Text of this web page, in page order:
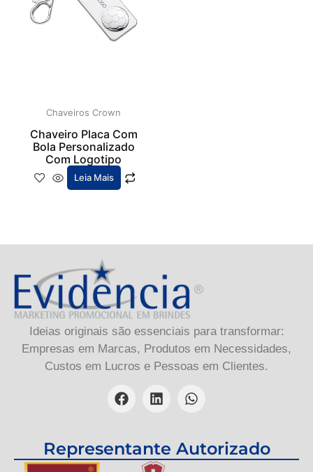
Chaveiros Crown
Chaveiro Placa Com
Bola Personalizado
Com Logotipo
Leia Mais
Ideias originais são essenciais para transformar:
Empresas em Marcas, Produtos em Necessidades,
Custos em Lucros e Pessoas em Clientes.
Representante Autorizado